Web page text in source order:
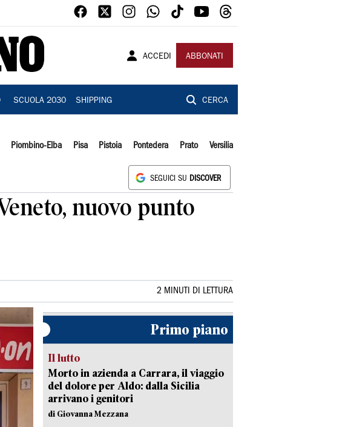
ACCEDI ABBONATI
SCUOLA 2030 SHIPPING CERCA
Piombino-Elba Pisa Pistoia Pontedera Prato Versilia
SEGUICI SU DISCOVER
nuovo punto
2 MINUTI DI LETTURA
Primo piano
Il lutto
Morto in azienda a Carrara, il viaggio
del dolore per Aldo: dalla Sicilia
arrivano i genitori
di Giovanna Mezzana